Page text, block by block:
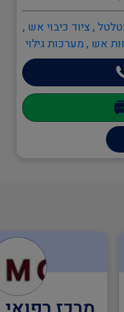
, ציוד כיבוי אש ,
אש , מערכות גילוי
אוויר, שחרור עשן